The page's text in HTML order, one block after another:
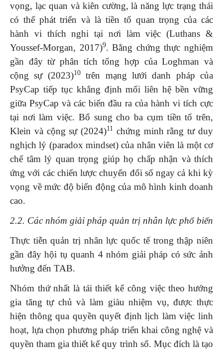
vọng, lạc quan và kiên cường, là năng lực trạng thái
có thể phát triển và là tiền tố quan trọng của các
hành vi thích nghi tại nơi làm việc (Luthans &
Youssef-Morgan, 2017)9. Bằng chứng thực nghiệm
gần đây từ phân tích tổng hợp của Loghman và
cộng sự (2023)10trên mạng lưới danh pháp của
PsyCap tiếp tục khẳng định mối liên hệ bền vững
giữa PsyCap và các biến đầu ra của hành vi tích cực
tại nơi làm việc. Bổ sung cho ba cụm tiền tố trên,
Klein và cộng sự (2024)11 chứng minh rằng tư duy
nghịch lý (paradox mindset) của nhân viên là một cơ
chế tâm lý quan trọng giúp họ chấp nhận và thích
ứng với các chiến lược chuyển đổi số ngay cả khi kỳ
vọng về mức độ biến động của mô hình kinh doanh
cao.
2.2. Các nhóm giải pháp quản trị nhân lực phổ biến
Thực tiễn quản trị nhân lực quốc tế trong thập niên
gần đây hội tụ quanh 4 nhóm giải pháp có sức ảnh
hưởng đến TAB.
Nhóm thứ nhất là tái thiết kế công việc theo hướng
gia tăng tự chủ và làm giàu nhiệm vụ, được thực
hiện thông qua quyền quyết định lịch làm việc linh
hoạt, lựa chọn phương pháp triển khai công nghệ và
quyền tham gia thiết kế quy trình số. Mục đích là tạo